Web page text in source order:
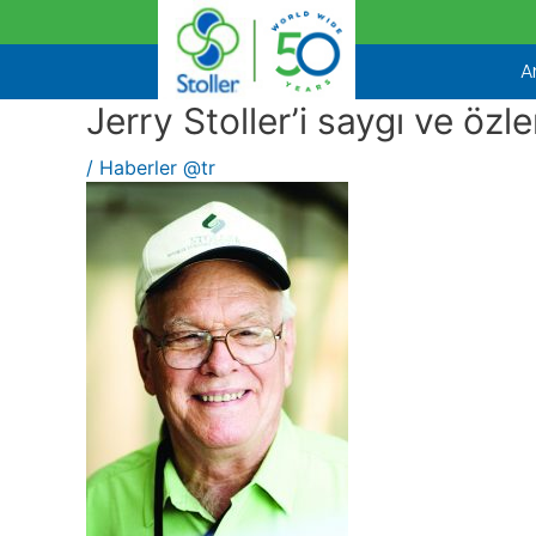
atla
Jerry Stoller’i saygı ve
/ Haberler @tr